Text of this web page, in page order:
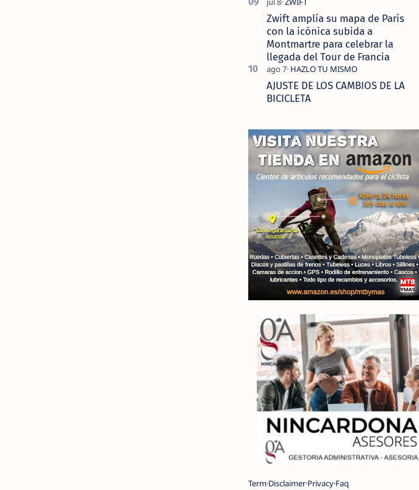
Zwift amplía su mapa de París
con la icónica subida a
Montmartre para celebrar la
llegada del Tour de Francia
AJUSTE DE LOS CAMBIOS DE LA
BICICLETA
Term Disclaimer Privacy Faq